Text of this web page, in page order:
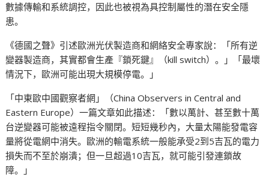
數據傳輸和系統調控，因此也被視為具控制屬性的潛在安全隱
患。
《德國之聲》引述歐洲光伏製造商和網絡安全專家說：「所有逆
變器製造商，其實都會生產『鎖死鍵』（kill switch）。」「最壞
情況下，歐洲可能出現大規模停電。」
「中東歐中國觀察者網」（China Observers in Central and
Eastern Europe）一篇文章如此描述：「數以萬計、甚至數十萬
台逆變器可能被遠程指令關閉。短短幾秒內，大量太陽能發電容
量將從電網中消失。歐洲的輸電系統一般能承受2到5吉瓦的電力
損失而不至於崩潰；但一旦超過10吉瓦，就可能引發連鎖故
障。」